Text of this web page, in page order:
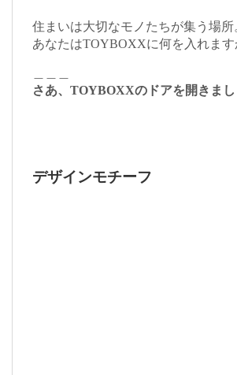
住まいは大切なモノたちが集う場所
あなたはTOYBOXXに何を入れます
さあ、TOYBOXXのドアを開きまし
デザインモチーフ